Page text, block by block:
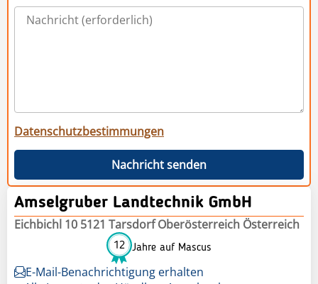
Datenschutzbestimmungen
Nachricht senden
Amselgruber Landtechnik GmbH
Eichbichl 10 5121 Tarsdorf Oberösterreich Österreich
12 Jahre auf Mascus
E-Mail-Benachrichtigung erhalten